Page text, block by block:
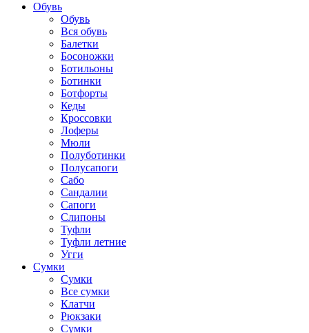
Обувь
Обувь
Вся обувь
Балетки
Босоножки
Ботильоны
Ботинки
Ботфорты
Кеды
Кроссовки
Лоферы
Мюли
Полуботинки
Полусапоги
Сабо
Сандалии
Сапоги
Слипоны
Туфли
Туфли летние
Угги
Сумки
Сумки
Все сумки
Клатчи
Рюкзаки
Сумки